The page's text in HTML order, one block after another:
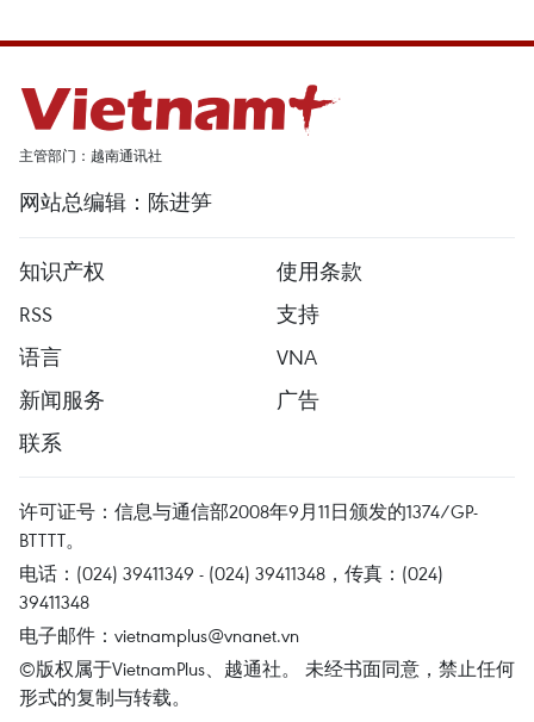
主管部门：越南通讯社
网站总编辑：陈进笋
知识产权
使用条款
RSS
支持
语言
VNA
新闻服务
广告
联系
许可证号：信息与通信部2008年9月11日颁发的1374/GP-
BTTTT。
电话：(024) 39411349 - (024) 39411348，传真：(024)
39411348
电子邮件： vietnamplus@vnanet.vn
©版权属于VietnamPlus、越通社。 未经书面同意，禁止任何
形式的复制与转载。